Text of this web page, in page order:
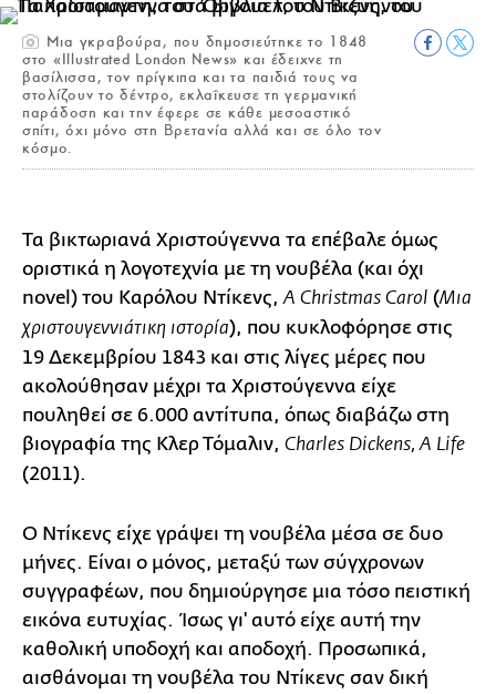
Μια γκραβούρα, που δημοσιεύτηκε το 1848
στο «Illustrated London News» και έδειχνε τη
βασίλισσα, τον πρίγκιπα και τα παιδιά τους να
στολίζουν το δέντρο, εκλαΐκευσε τη γερμανική
παράδοση και την έφερε σε κάθε μεσοαστικό
σπίτι, όχι μόνο στη Βρετανία αλλά και σε όλο τον
κόσμο.
Τα βικτωριανά Χριστούγεννα τα επέβαλε όμως
οριστικά η λογοτεχνία με τη νουβέλα (και όχι
novel) του Καρόλου Ντίκενς,Α Christmas Carol (Μια
χριστουγεννιάτικη ιστορία), που κυκλοφόρησε στις
19 Δεκεμβρίου 1843 και στις λίγες μέρες που
ακολούθησαν μέχρι τα Χριστούγεννα είχε
πουληθεί σε 6.000 αντίτυπα, όπως διαβάζω στη
βιογραφία της Κλερ Τόμαλιν, Charles Dickens, A Life
(2011).
Ο Ντίκενς είχε γράψει τη νουβέλα μέσα σε δυο
μήνες. Είναι ο μόνος, μεταξύ των σύγχρονων
συγγραφέων, που δημιούργησε μια τόσο πειστική
εικόνα ευτυχίας. Ίσως γι' αυτό είχε αυτή την
καθολική υποδοχή και αποδοχή. Προσωπικά,
αισθάνομαι τη νουβέλα του Ντίκενς σαν δική